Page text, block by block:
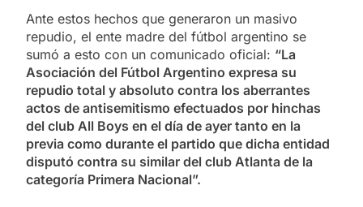
Ante estos hechos que generaron un masivo
repudio, el ente madre del fútbol argentino se
sumó a esto con un comunicado oficial: “La
Asociación del Fútbol Argentino expresa su
repudio total y absoluto contra los aberrantes
actos de antisemitismo efectuados por hinchas
del club All Boys en el día de ayer tanto en la
previa como durante el partido que dicha entidad
disputó contra su similar del club Atlanta de la
categoría Primera Nacional”.